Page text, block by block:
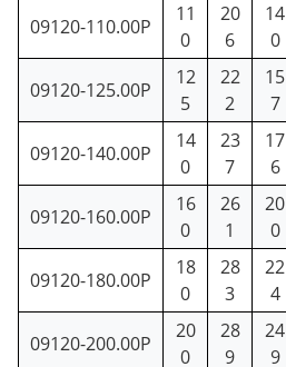
09120-110.00P
11
0
20
6
14
0
09120-125.00P
12
5
22
2
15
7
09120-140.00P
14
0
23
7
17
6
09120-160.00P
16
0
26
1
20
0
09120-180.00P
18
0
28
3
22
4
09120-200.00P
20
0
28
9
24
9